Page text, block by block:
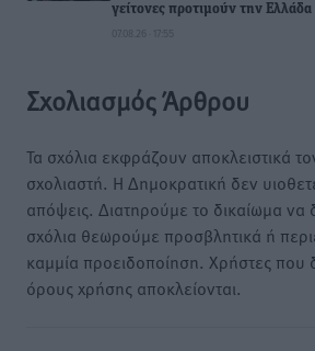
γείτονες προτιμούν την Ελλάδα
07.08.26 · 17:55
Σχολιασμός Άρθρου
Τα σχόλια εκφράζουν αποκλειστικά
σχολιαστή. Η Δημοκρατική δεν
απόψεις. Διατηρούμε το δικαίωμα
σχόλια θεωρούμε προσβλητικά ή
καμμία προειδοποίηση. Χρήστες που
όρους χρήσης αποκλείονται.